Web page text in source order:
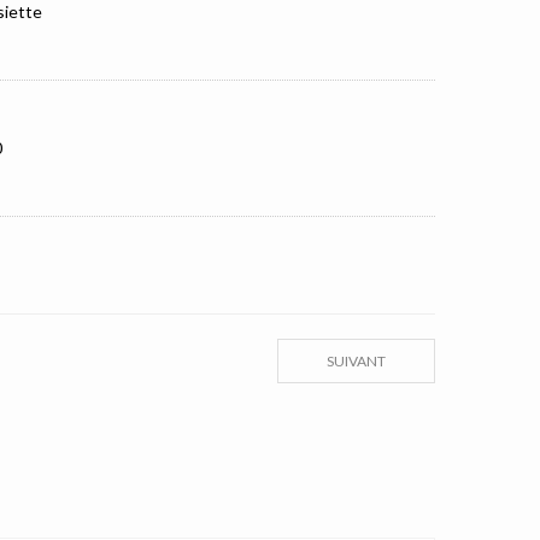
SUIVANT